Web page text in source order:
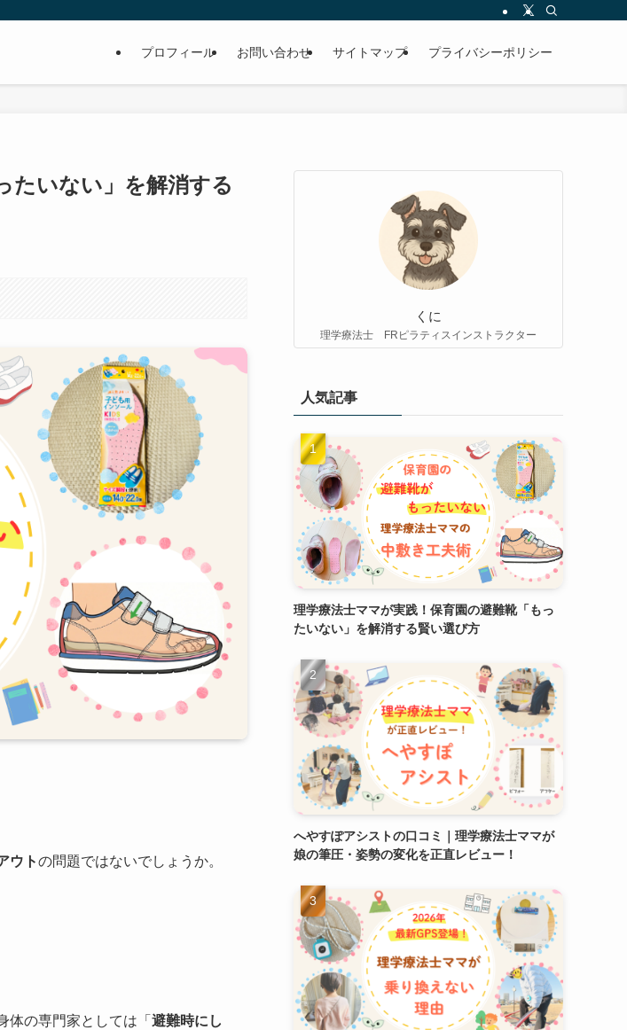
プロフィール お問い合わせ サイトマップ プライバシーポリシー
たいない」を解消する
ウトの問題ではないでしょうか。
体の専門家としては「 避難時にし
くに
理学療法士 FRピラティスインストラクター
人気記事
理学療法士ママが実践！保育園の避難靴「もっ
たいない」を解消する賢い選び方
へやすぽアシストの口コミ｜理学療法士ママが
娘の筆圧・姿勢の変化を正直レビュー！